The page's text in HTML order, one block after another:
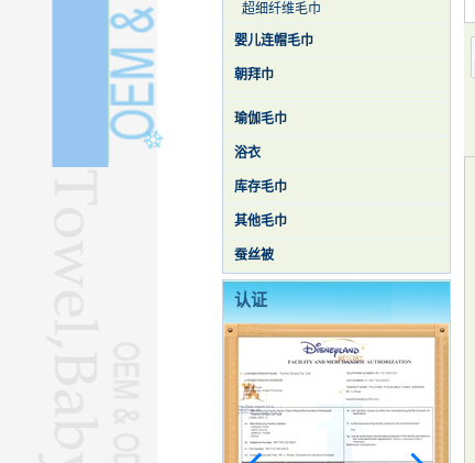
超细纤维毛巾
婴儿连帽毛巾
朝拜巾
瑜伽毛巾
浴衣
库存毛巾
其他毛巾
蚕丝被
认证